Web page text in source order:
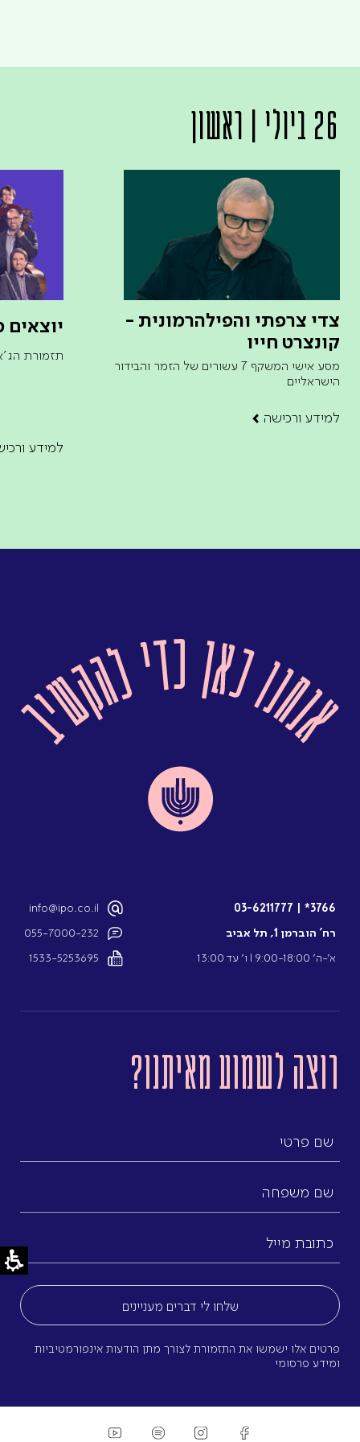
26 ביולי | ראשון
צדי צרפתי והפילהרמונית -
קונצרט חייו
מסע אישי המשקף 7 עשורים של הזמר והבידור
הישראליים
למידע ורכישה
יוצאים
תזמורת
למידע
3766*
03-6211777
רח’ הוברמן 1, תל אביב
א’-ה’ 9:00-18:00 l ו’ עד 13:00
info@ipo.co.il
055-7000-232
1533-5253695
רוצה לשמוע מאיתנו?
פרטים אלו ישמשו את התזמורת לצורך מתן הודעות אינפורמטיביות
ומידע פרסומי